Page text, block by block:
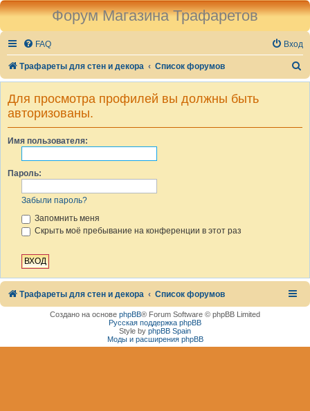
Форум Магазина Трафаретов
FAQ Вход
Трафареты для стен и декора Список форумов
о
Для просмотра профилей вы должны быть
авторизованы.
Имя пользователя:
Пароль:
Забыли пароль?
Запомнить меня
Скрыть моё пребывание на конференции в этот раз
Трафареты для стен и декора Список форумов
Создано на основе phpBB® Forum Software © phpBB Limited
Русская поддержка phpBB
Style by phpBB Spain
Моды и расширения phpBB